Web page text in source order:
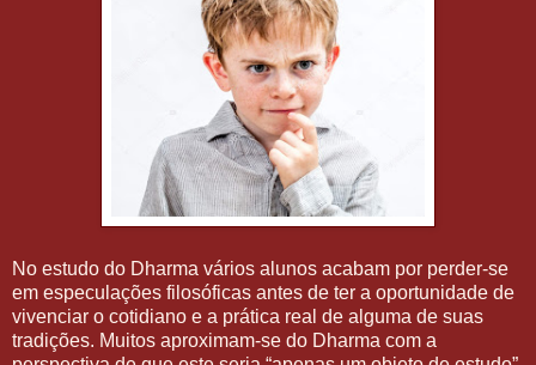
No estudo do Dharma vários alunos acabam por perder-se
em especulações filosóficas antes de ter a oportunidade de
vivenciar o cotidiano e a prática real de alguma de suas
tradições. Muitos aproximam-se do Dharma com a